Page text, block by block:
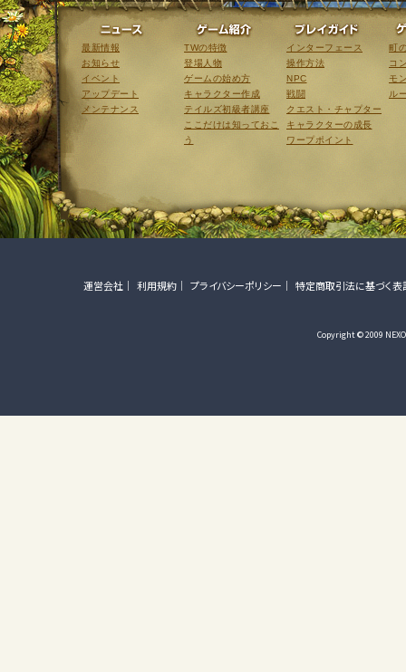
ニュース
最新情報
お知らせ
イベント
アップデート
メンテナンス
ゲーム紹介
TWの特徴
登場人物
ゲームの始め方
キャラクター作成
テイルズ初級者講座
ここだけは知っておこ
う
インターフェース
操作方法
NPC
戦闘
クエスト・チャプター
キャラクターの成長
ワープポイント
町
コ
モ
ル
運営会社 利用規約 プライバシーポリシー 特定商取引法に基づく表
Copyright © 2009